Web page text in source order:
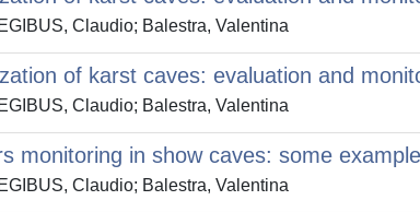
Claudio; Balestra, Valentina
of karst caves: evaluation and
Claudio; Balestra, Valentina
monitoring in show caves: some
Claudio; Balestra, Valentina